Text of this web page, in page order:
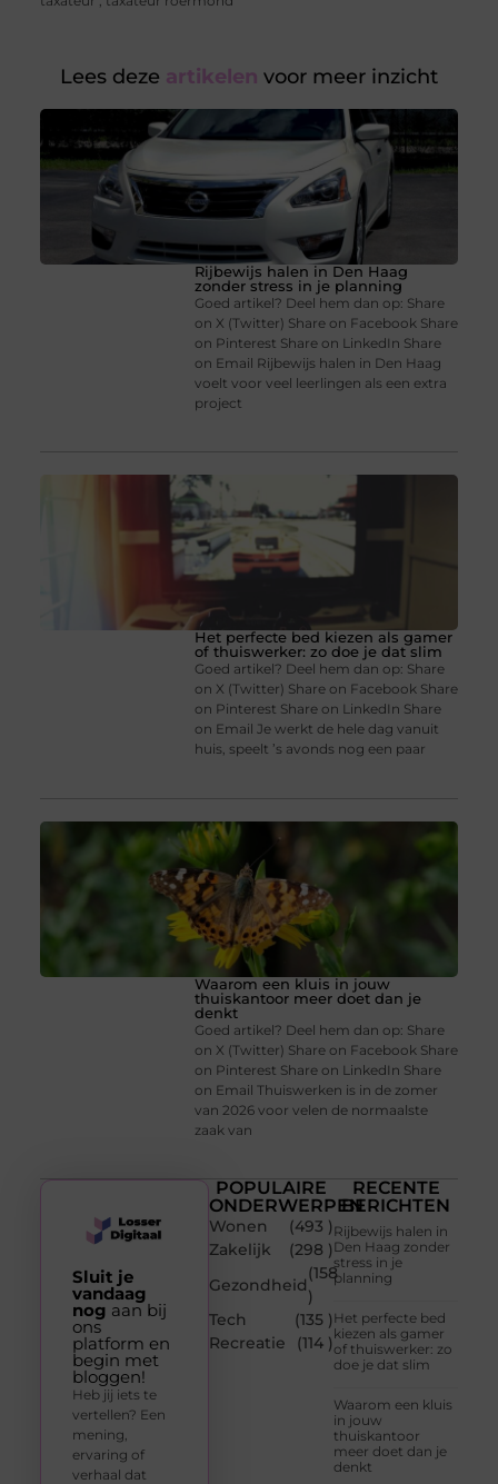
Lees deze artikelen voor meer inzicht
Rijbewijs halen in Den Haag
zonder stress in je planning
Goed artikel? Deel hem dan op: Share
on X (Twitter) Share on Facebook Share
on Pinterest Share on LinkedIn Share
on Email Rijbewijs halen in Den Haag
voelt voor veel leerlingen als een extra
project
Het perfecte bed kiezen als gamer
of thuiswerker: zo doe je dat slim
Goed artikel? Deel hem dan op: Share
on X (Twitter) Share on Facebook Share
on Pinterest Share on LinkedIn Share
on Email Je werkt de hele dag vanuit
huis, speelt ’s avonds nog een paar
Waarom een kluis in jouw
thuiskantoor meer doet dan je
denkt
Goed artikel? Deel hem dan op: Share
on X (Twitter) Share on Facebook Share
on Pinterest Share on LinkedIn Share
on Email Thuiswerken is in de zomer
van 2026 voor velen de normaalste
zaak van
POPULAIRE
ONDERWERPEN
Wonen
(493 )
Zakelijk
(298 )
Gezondheid
(158
)
Tech
(135 )
Recreatie
(114 )
RECENTE
BERICHTEN
Rijbewijs halen in
Den Haag zonder
stress in je
planning
Het perfecte bed
kiezen als gamer
of thuiswerker: zo
doe je dat slim
Waarom een kluis
in jouw
thuiskantoor
meer doet dan je
denkt
Sluit je
vandaag
nog aan bij
ons
platform en
begin met
bloggen!
Heb jij iets te
vertellen? Een
mening,
ervaring of
verhaal dat